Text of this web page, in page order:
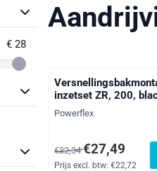
€ 28
inzetset ZR, 200,
Merk:
Powerflex
Van 32,34 voor
€32,34€27,49
Prijs excl. btw: €22,72